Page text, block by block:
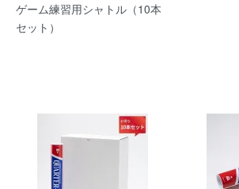
ゲーム練習用シャトル（10本
セット）